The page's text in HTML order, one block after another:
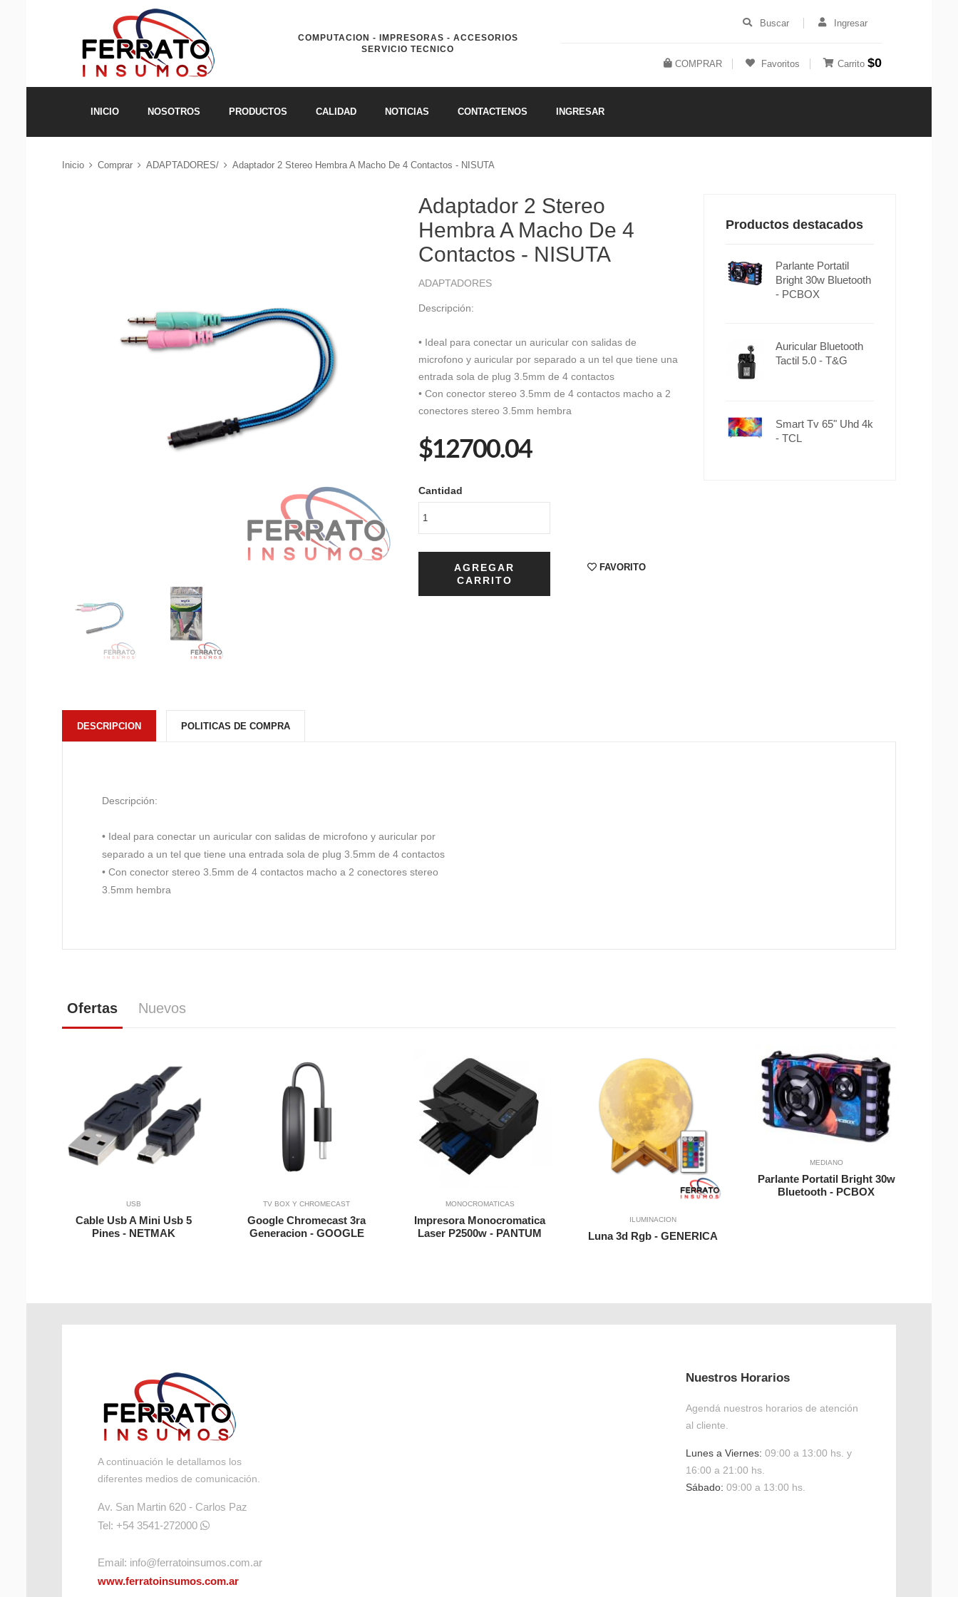
COMPUTACION - IMPRESORAS - ACCESORIOS
SERVICIO TECNICO
Buscar Ingresar
COMPRAR Favoritos Carrito $0
INICIO NOSOTROS PRODUCTOS CALIDAD NOTICIAS CONTACTENOS INGRESAR
Inicio Comprar ADAPTADORES/ Adaptador 2 Stereo Hembra A Macho De 4 Contactos - NISUTA
Adaptador 2 Stereo
Hembra A Macho De 4
Contactos - NISUTA
ADAPTADORES
Descripción:
• Ideal para conectar un auricular con salidas de
microfono y auricular por separado a un tel que tiene una
entrada sola de plug 3.5mm de 4 contactos
• Con conector stereo 3.5mm de 4 contactos macho a 2
conectores stereo 3.5mm hembra
$12700.04
Cantidad
AGREGAR
CARRITO
FAVORITO
Productos destacados
Parlante Portatil
Bright 30w Bluetooth
- PCBOX
Auricular Bluetooth
Tactil 5.0 - T&G
Smart Tv 65" Uhd 4k
- TCL
DESCRIPCION POLITICAS DE COMPRA
Descripción:
• Ideal para conectar un auricular con salidas de microfono y auricular por
separado a un tel que tiene una entrada sola de plug 3.5mm de 4 contactos
• Con conector stereo 3.5mm de 4 contactos macho a 2 conectores stereo
3.5mm hembra
Ofertas Nuevos
Agregar a Carrito
USB
Cable Usb A Mini Usb 5
Pines - NETMAK
Agregar a Carrito
TV BOX Y CHROMECAST
Google Chromecast 3ra
Generacion - GOOGLE
Agregar a Carrito
MONOCROMATICAS
Impresora Monocromatica
Laser P2500w - PANTUM
Vista Rapida
Agregar a Carrito
ILUMINACION
Luna 3d Rgb - GENERICA
Agregar a Carrito
MEDIANO
Parlante Portatil Bright 30w
Bluetooth - PCBOX
A continuación le detallamos los
diferentes medios de comunicación.
Av. San Martin 620 - Carlos Paz
Tel: +54 3541-272000
Email: info@ferratoinsumos.com.ar
www.ferratoinsumos.com.ar
Nuestros Horarios
Agendá nuestros horarios de atención
al cliente.
Lunes a Viernes: 09:00 a 13:00 hs. y
16:00 a 21:00 hs.
Sábado: 09:00 a 13:00 hs.